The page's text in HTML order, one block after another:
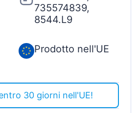
735574839,
8544.L9
Prodotto nell'UE
30 giorni nell'UE!